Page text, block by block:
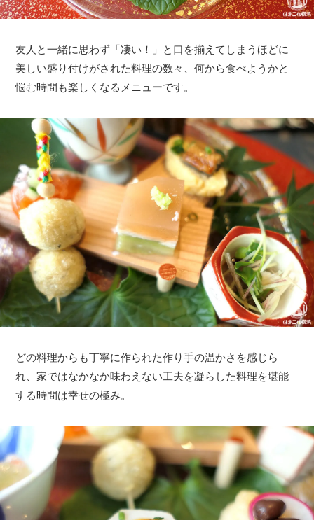
友人と一緒に思わず「凄い！」と口を揃えてしまうほどに
美しい盛り付けがされた料理の数々、何から食べようかと
悩む時間も楽しくなるメニューです。
どの料理からも丁寧に作られた作り手の温かさを感じら
れ、家ではなかなか味わえない工夫を凝らした料理を堪能
する時間は幸せの極み。